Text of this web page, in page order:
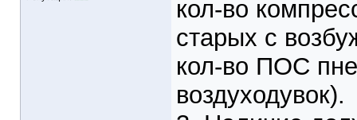
кол-во
старых с
кол-во ПОС
воздуходувок).